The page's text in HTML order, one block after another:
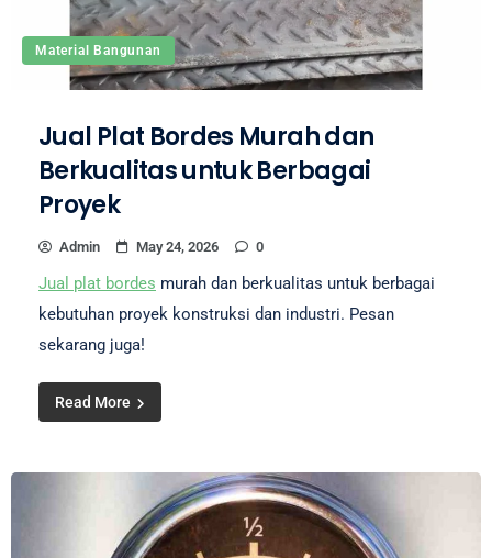
Material Bangunan
Jual Plat Bordes Murah dan
Berkualitas untuk Berbagai
Proyek
Admin May 24, 2026 0
Jual plat bordes murah dan berkualitas untuk berbagai
kebutuhan proyek konstruksi dan industri. Pesan
sekarang juga!
Read More